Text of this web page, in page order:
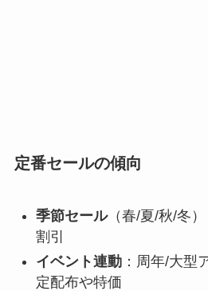
定番セールの傾向
季節セール（春/夏/秋/冬
割引
イベント連動：周年/大型
定配布や特価